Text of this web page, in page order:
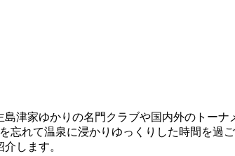
津家ゆかりの名門クラブや国内外のトー
れて温泉に浸かりゆっくりした時間を過
します。